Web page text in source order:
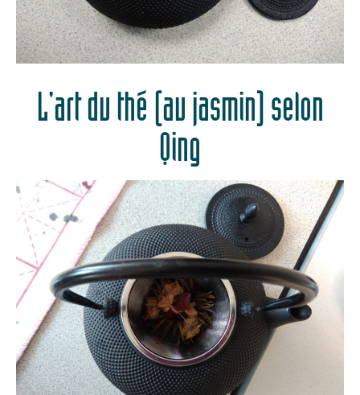
L'art du thé (au jasmin) selon
Qing